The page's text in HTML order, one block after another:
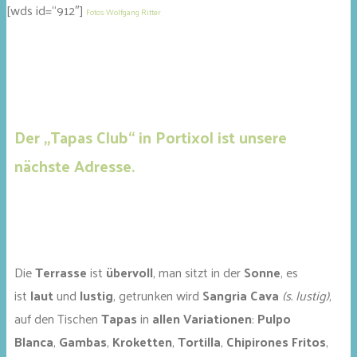
[wds id=“912″] Fotos: Wolfgang Ritter
Der „Tapas Club“ in Portixol ist unsere
nächste Adresse.
DieTerrasseist übervoll, man sitzt in derSonne, es
ist lautund lustig, getrunken wird Sangria Cava (s. lustig),
auf den TischenTapasin allen Variationen: Pulpo
Blanca, Gambas, Kroketten,Tortilla, Chipirones Fritos,